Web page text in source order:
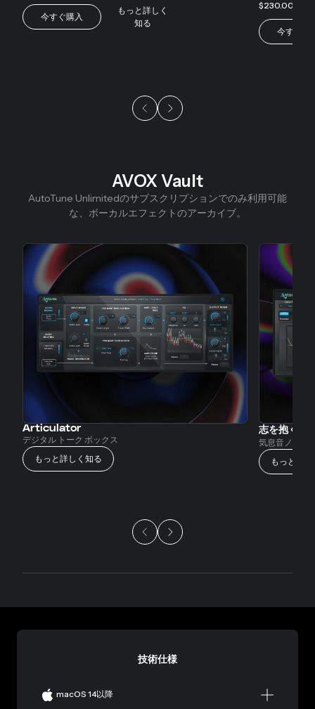
今すぐ購入
もっと詳しく
知る
$230.00
今すぐ購
AVOX Vault
AutoTune Unlimitedのサブスクリプションでのみ利用可能
な、ボーカルエフェクトのアーカイブ。
Articulator
デジタル トーク ボックス
もっと詳しく知る
志を抱く
気息音ノイズ
もっと詳
技術仕様
macOS 14以降